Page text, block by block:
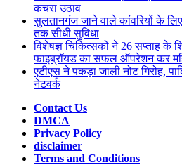
कचरा उठाव
सुलतानगंज जाने वाले कांवरियों के
तक सीधी सुविधा
विशेषज्ञ चिकित्सकों ने 26 सप्ताह के
फाइब्रॉयड का सफल ऑपरेशन कर
एटीएस ने पकड़ा जाली नोट गिरोह,
नेटवर्क
Contact Us
DMCA
Privacy Policy
disclaimer
Terms and Conditions